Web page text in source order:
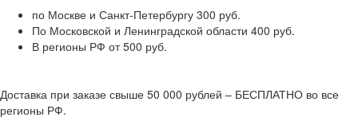
по Москве и Санкт-Петербургу 300 руб.
По Московской и Ленинградской области 400 руб.
В регионы РФ от 500 руб.
Доставка при заказе свыше 50 000 рублей – БЕСПЛАТНО во все
регионы РФ.